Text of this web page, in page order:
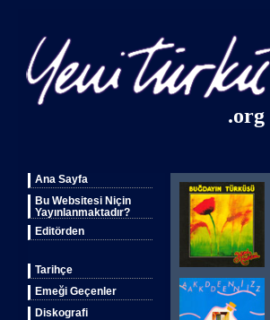
.org
Ana Sayfa
Bu Websitesi Niçin
Yayınlanmaktadır?
Editörden
Tarihçe
Emeği Geçenler
Diskografi